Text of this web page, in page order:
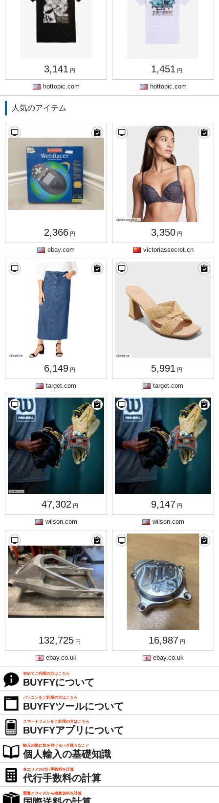
3,141 円
hottopic.com
1,451 円
hottopic.com
人気のアイテム
2,366 円
ebay.com
3,350 円
victoriassecret.cn
6,149 円
target.com
5,991 円
target.com
47,302 円
wilson.com
9,147 円
wilson.com
132,725 円
ebay.co.uk
16,987 円
ebay.co.uk
初めてご利用の方はこちら
BUYFYについて
パソコンをご利用の方はこちら
BUYFYツールについて
スマートフォンをご利用の方はこちら
BUYFYアプリについて
輸入の際に気を付けるべき様々なこと
個人輸入の基礎知識
各エリアの代行手数料を計算
代行手数料の計算
重量とサイズから概算送料を計算